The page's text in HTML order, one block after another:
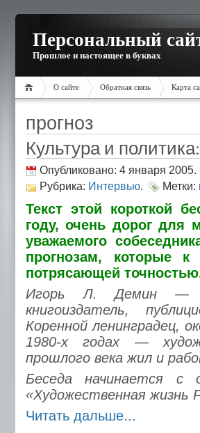
Персональный
Прошлое и настоящее в буквах
О сайте Обратная связь Карта
прогноз
Культура и
Опубликовано: 4 января 2005.
Рубрика: Интервью. Метки:
Текст этой короткой
году, очень дорог для
уважаемого
прогнозам, которые
потрясающей
Игорь Л. Демин —
книгоиздатель,
Коренной ленинградец,
1980-х годах —
прошлого века жил и
Беседа начинается с
«Художественная жизнь
Читать дальше...